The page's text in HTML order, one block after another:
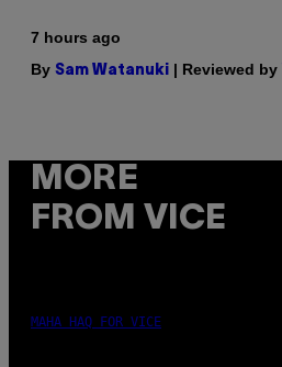
7 hours ago
By Sam Watanuki | Reviewed by
MORE
FROM VICE
MAHA HAQ FOR VICE